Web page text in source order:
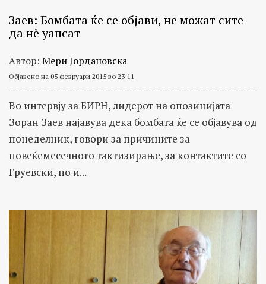
Заев: Бомбата ќе се објави, не можат сите
да нè уапсат
Автор: Мери Јордановска
Објавено на 05 февруари 2015 во 23:11
Во интервју за БИРН, лидерот на опозицијата
Зоран Заев најавува дека бомбата ќе се објавува од
понеделник, говори за причините за
повеќемесечното тактизирање, за контактите со
Груевски, но и...